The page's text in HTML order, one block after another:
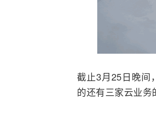
截止3月25日晚间
的还有三家云业务